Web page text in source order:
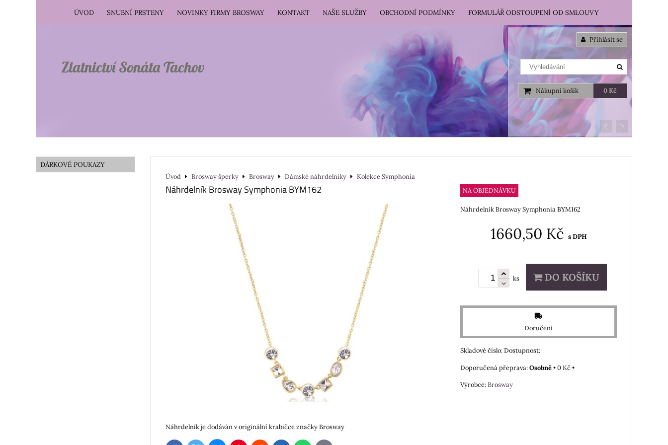
Přihlásit se
Nákupní košík 0 Kč
Zlatnictví Sonáta Tachov
ÚVOD SNUBNÍ PRSTENY NOVINKY FIRMY BROSWAY KONTAKT NAŠE SLUŽBY OBCHODNÍ PODMÍNKY FORMULÁŘ ODSTOUPENÍ OD SMLOUVY
Úvod Brosway šperky Brosway Dámské náhrdelníky Kolekce Symphonia
Náhrdelník Brosway Symphonia BYM162 NA OBJEDNÁVKU
Náhrdelník Brosway Symphonia BYM162
1660,50 Kč s DPH
ks DO KOŠÍKU
Doručení
Skladové číslo:Dostupnost:
Osobně•0 Kč•
Výrobce:Brosway
Náhrdelník je dodáván v originální krabičce značky Brosway
DÁRKOVÉ POUKAZY